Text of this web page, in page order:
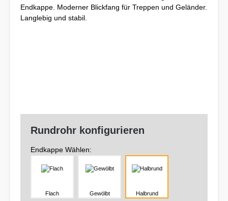
Rundrohr konfigurieren
Endkappe Wählen:
Flach Gewölbt Halbrund